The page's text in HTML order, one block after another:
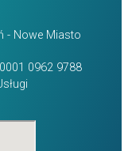
- Nowe Miasto
0962 9788